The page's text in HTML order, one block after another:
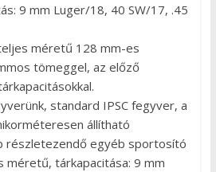
9 mm Luger/18, 40 SW/17, .45
méretű 128 mm-es
tömeggel, az előző
standard IPSC fegyver, a
állítható
részletezendő egyéb sportosító
méretű, tárkapacitása: 9 mm